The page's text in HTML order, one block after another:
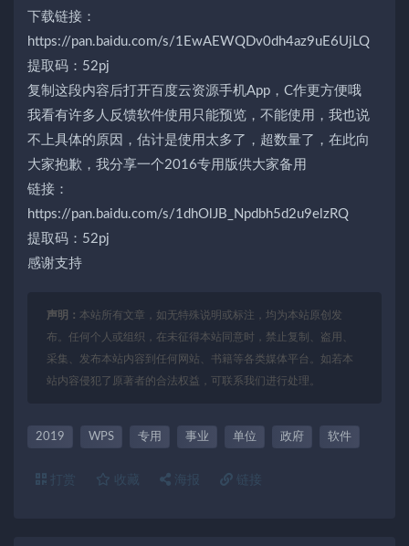
下载链接：
https://pan.baidu.com/s/1EwAEWQDv0dh4az9uE6UjLQ
提取码：52pj
复制这段内容后打开百度云资源手机App，C作更方便哦
我看有许多人反馈软件使用只能预览，不能使用，我也说
不上具体的原因，估计是使用太多了，超数量了，在此向
大家抱歉，我分享一个2016专用版供大家备用
链接：
https://pan.baidu.com/s/1dhOlJB_Npdbh5d2u9elzRQ
提取码：52pj
感谢支持
声明： 本站所有文章，如无特殊说明或标注，均为本站原创发
布。任何个人或组织，在未征得本站同意时，禁止复制、盗用、
采集、发布本站内容到任何网站、书籍等各类媒体平台。如若本
站内容侵犯了原著者的合法权益，可联系我们进行处理。
2019 WPS 专用 事业 单位 政府 软件
打赏 收藏 海报 链接